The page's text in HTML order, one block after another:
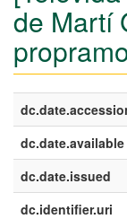
de Martí
dc.date.available
dc.date.issued
dc.identifier.uri